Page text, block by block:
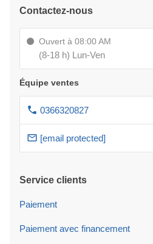
Contactez-nous
Ouvert à 08:00 AM
(8-18 h) Lun-Ven
Équipe ventes
0366320827
[email protected]
Service clients
Paiement
Paiement avec financement